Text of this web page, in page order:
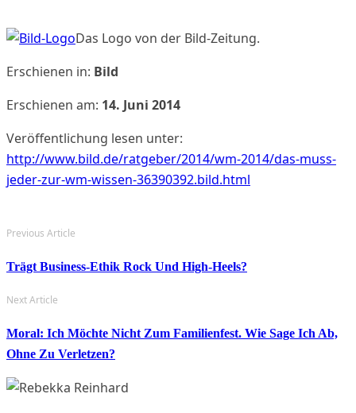
Das Logo von der Bild-Zeitung.
Erschienen in: Bild
Erschienen am: 14. Juni 2014
Veröffentlichung lesen unter:
http://www.bild.de/ratgeber/2014/wm-2014/das-muss-
jeder-zur-wm-wissen-36390392.bild.html
Previous Article
Trägt Business-Ethik Rock Und High-Heels?
Next Article
Moral: Ich Möchte Nicht Zum Familienfest. Wie Sage Ich Ab,
Ohne Zu Verletzen?